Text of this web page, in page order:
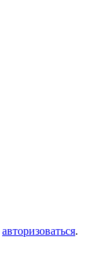
авторизоваться.